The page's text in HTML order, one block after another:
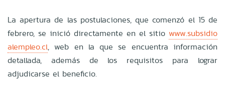
La apertura de las postulaciones, que comenzó el 15 de
febrero, se inició directamente en el sitio www.subsidio
alempleo.cl, web en la que se encuentra información
detallada, además de los requisitos para lograr
adjudicarse el beneficio.